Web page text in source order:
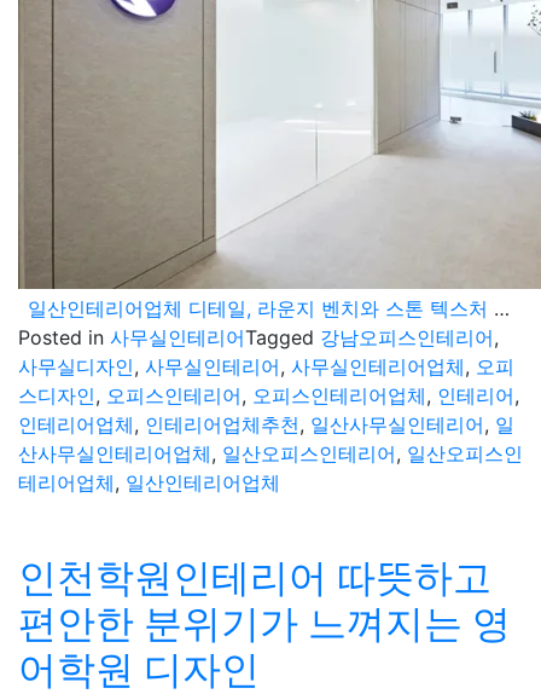
일산인테리어업체 디테일, 라운지 벤치와 스톤 텍스처 월로 완성한 하이엔드 사무실 시공기
Posted in 사무실인테리어Tagged 강남오피스인테리어,
사무실디자인, 사무실인테리어, 사무실인테리어업체, 오피
스디자인, 오피스인테리어, 오피스인테리어업체, 인테리어,
인테리어업체, 인테리어업체추천, 일산사무실인테리어, 일
산사무실인테리어업체, 일산오피스인테리어, 일산오피스인
테리어업체, 일산인테리어업체
인천학원인테리어 따뜻하고
편안한 분위기가 느껴지는 영
어학원 디자인